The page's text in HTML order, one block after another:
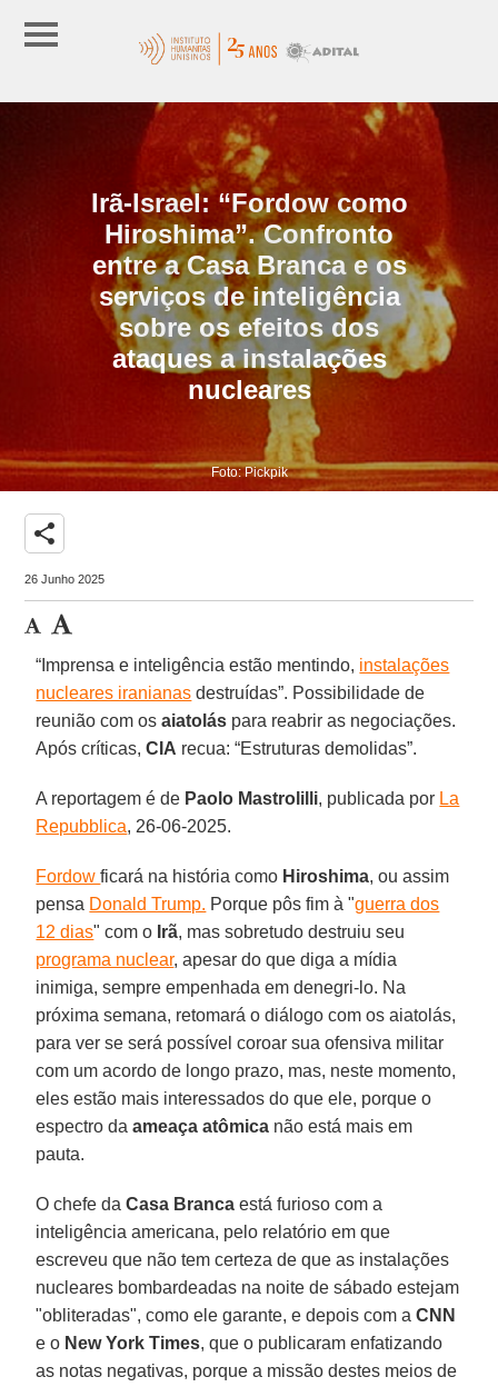
Irã-Israel: “Fordow como
Hiroshima”. Confronto
entre a Casa Branca e os
serviços de inteligência
sobre os efeitos dos
ataques a instalações
nucleares
Foto: Pickpik
share
26 Junho 2025
“Imprensa e inteligência estão mentindo, instalações
nucleares iranianas destruídas”. Possibilidade de
reunião com osaiatolás para reabrir as negociações.
Após críticas,CIA recua: “Estruturas demolidas”.
A reportagem é de Paolo Mastrolilli, publicada por La
Repubblica, 26-06-2025.
Fordowficará na história como Hiroshima, ou assim
pensa Donald Trump. Porque pôs fim à "guerra dos
12 dias" com o Irã, mas sobretudo destruiu seu
programa nuclear, apesar do que diga a mídia
inimiga, sempre empenhada em denegri-lo. Na
próxima semana, retomará o diálogo com os aiatolás,
para ver se será possível coroar sua ofensiva militar
com um acordo de longo prazo, mas, neste momento,
eles estão mais interessados ​​do que ele, porque o
espectro daameaça atômica não está mais em
pauta.
O chefe daCasa Branca está furioso com a
inteligência americana, pelo relatório em que
escreveu que não tem certeza de que as instalações
nucleares bombardeadas na noite de sábado estejam
"obliteradas", como ele garante, e depois com aCNN
e o New York Times, que o publicaram enfatizando
as notas negativas, porque a missão destes meios de